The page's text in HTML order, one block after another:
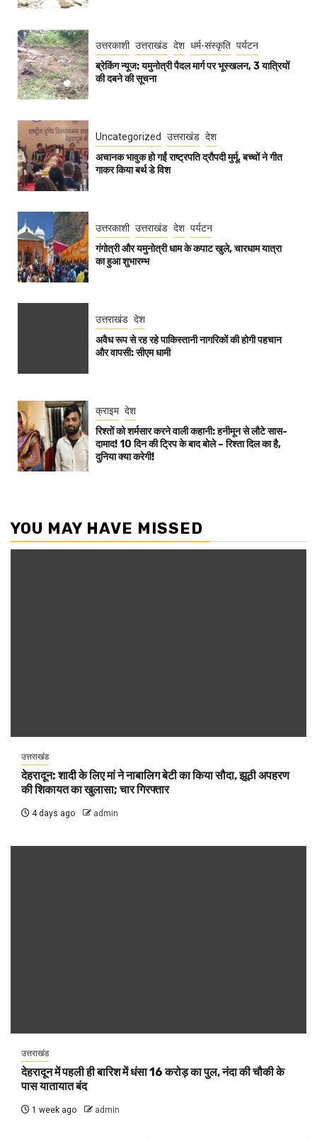
उत्तरकाशी उत्तराखंड देश धर्म-संस्कृति पर्यटन
ब्रेकिंग न्यूज: यमुनोत्री पैदल मार्ग पर भूस्खलन, 3 यात्रियों
की दबने की सूचना
Uncategorized उत्तराखंड देश
अचानक भावुक हो गईं राष्ट्रपति द्रौपदी मुर्मू, बच्चों ने गीत
गाकर किया बर्थ डे विश
उत्तरकाशी उत्तराखंड देश पर्यटन
गंगोत्री और यमुनोत्री धाम के कपाट खुले, चारधाम यात्रा
का हुआ शुभारम्भ
उत्तराखंड देश
अवैध रूप से रह रहे पाकिस्तानी नागरिकों की होगी पहचान
और वापसी: सीएम धामी
क्राइम देश
रिश्तों को शर्मसार करने वाली कहानी: हनीमून से लौटे सास-
दामाद! 10 दिन की ट्रिप के बाद बोले – रिश्ता दिल का है,
दुनिया क्या करेगी!
YOU MAY HAVE MISSED
उत्तराखंड
देहरादून: शादी के लिए मां ने नाबालिग बेटी का किया सौदा, झूठी अपहरण
की शिकायत का खुलासा; चार गिरफ्तार
4 days ago admin
उत्तराखंड
देहरादून में पहली ही बारिश में धंसा 16 करोड़ का पुल, नंदा की चौकी के
पास यातायात बंद
1 week ago admin